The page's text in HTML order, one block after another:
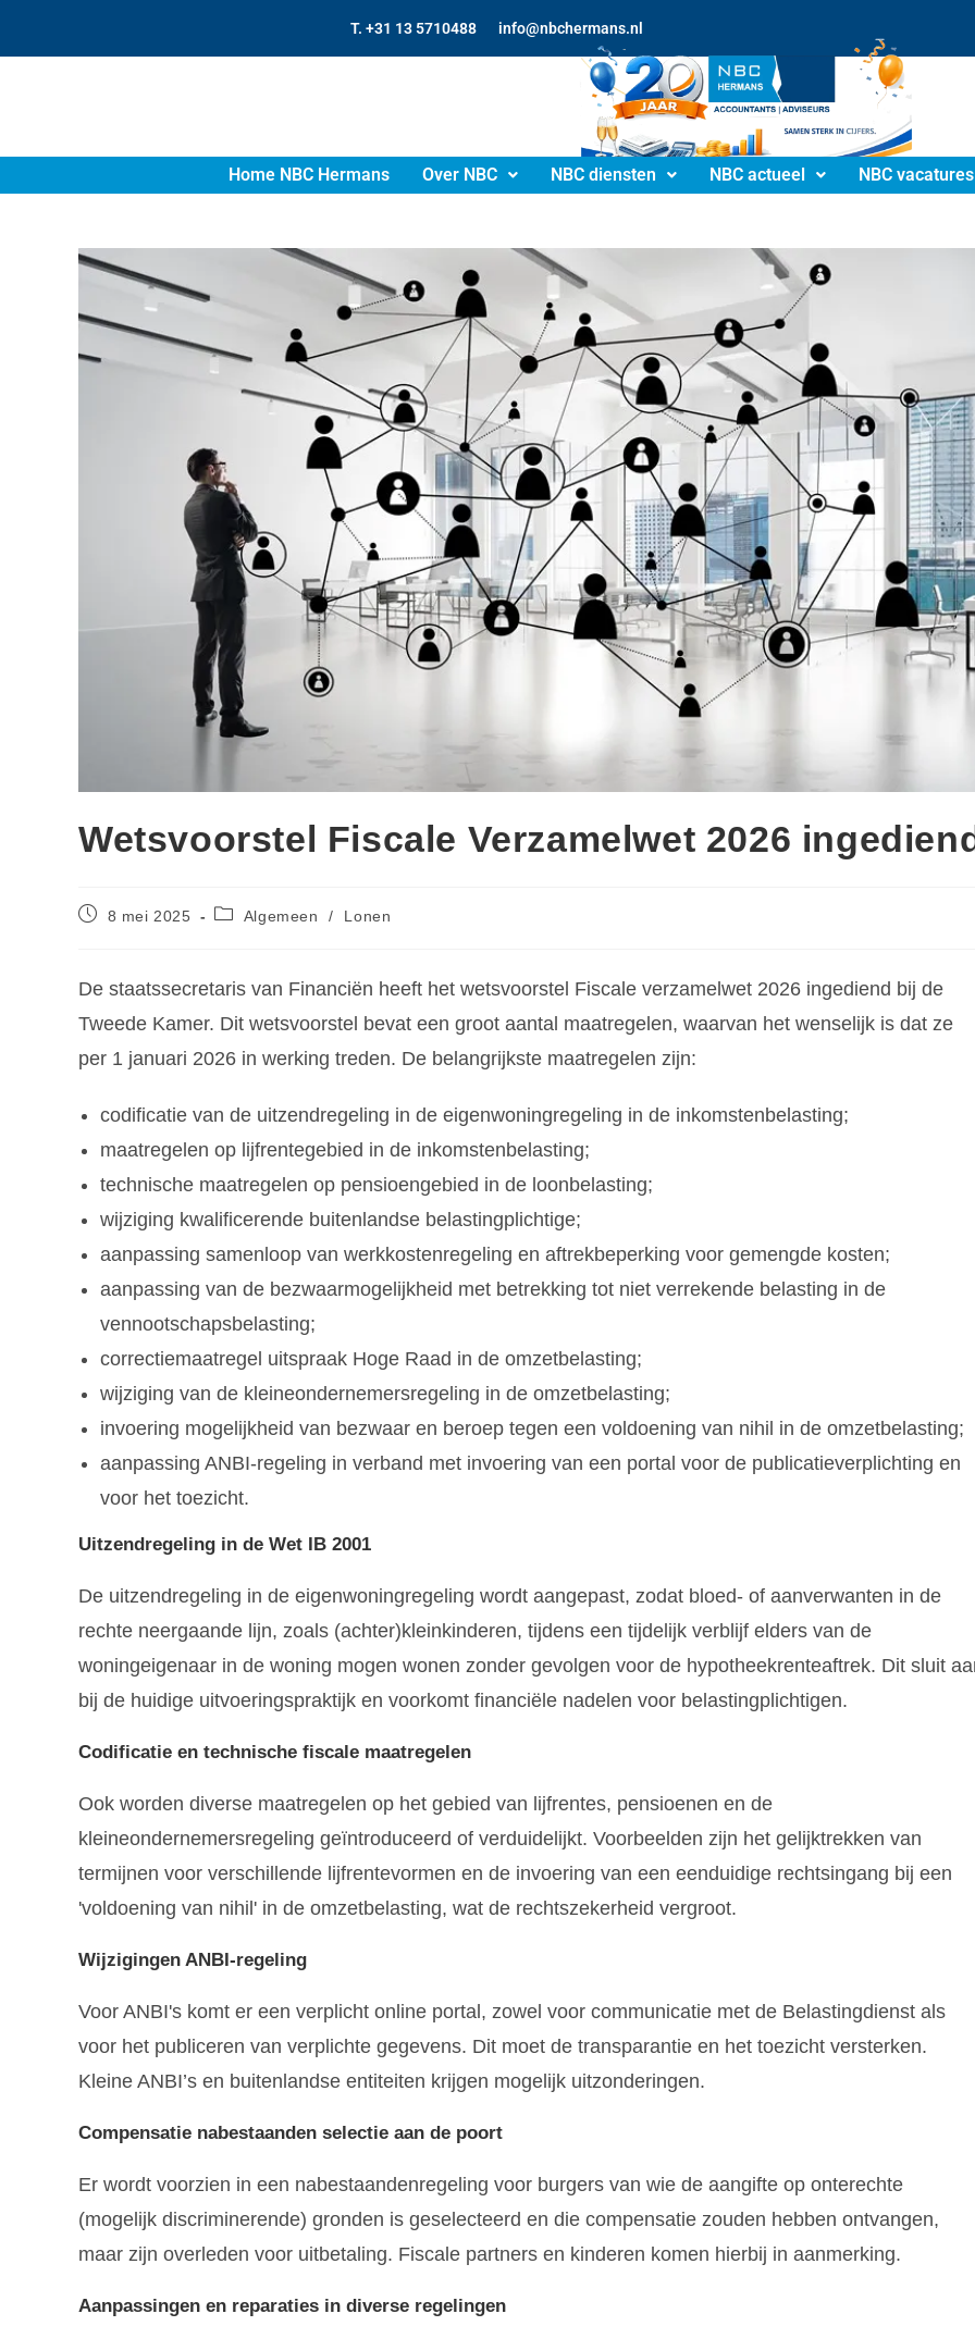
T. +31 13 5710488 info@nbchermans.nl
Home NBC Hermans Over NBC NBC diensten NBC actueel NBC vacatures
Wetsvoorstel Fiscale Verzamelwet 2026
8 mei 2025 Algemeen / Lonen
De staatssecretaris van Financiën heeft het wetsvoorstel Fiscale verzamelwet 2026 ingediend bij de
Tweede Kamer. Dit wetsvoorstel bevat een groot aantal maatregelen, waarvan het wenselijk is dat ze
per 1 januari 2026 in werking treden. De belangrijkste maatregelen zijn:
codificatie van de uitzendregeling in de eigenwoningregeling in de inkomstenbelasting;
maatregelen op lijfrentegebied in de inkomstenbelasting;
technische maatregelen op pensioengebied in de loonbelasting;
wijziging kwalificerende buitenlandse belastingplichtige;
aanpassing samenloop van werkkostenregeling en aftrekbeperking voor gemengde kosten;
aanpassing van de bezwaarmogelijkheid met betrekking tot niet verrekende belasting in de
vennootschapsbelasting;
correctiemaatregel uitspraak Hoge Raad in de omzetbelasting;
wijziging van de kleineondernemersregeling in de omzetbelasting;
invoering mogelijkheid van bezwaar en beroep tegen een voldoening van nihil in de omzetbelasting;
aanpassing ANBI-regeling in verband met invoering van een portal voor de publicatieverplichting en
voor het toezicht.
Uitzendregeling in de Wet IB 2001
De uitzendregeling in de eigenwoningregeling wordt aangepast, zodat bloed- of aanverwanten in de
rechte neergaande lijn, zoals (achter)kleinkinderen, tijdens een tijdelijk verblijf elders van de
woningeigenaar in de woning mogen wonen zonder gevolgen voor de hypotheekrenteaftrek. Dit sluit
bij de huidige uitvoeringspraktijk en voorkomt financiële nadelen voor belastingplichtigen.
Codificatie en technische fiscale maatregelen
Ook worden diverse maatregelen op het gebied van lijfrentes, pensioenen en de
kleineondernemersregeling geïntroduceerd of verduidelijkt. Voorbeelden zijn het gelijktrekken van
termijnen voor verschillende lijfrentevormen en de invoering van een eenduidige rechtsingang bij een
'voldoening van nihil' in de omzetbelasting, wat de rechtszekerheid vergroot.
Wijzigingen ANBI-regeling
Voor ANBI's komt er een verplicht online portal, zowel voor communicatie met de Belastingdienst als
voor het publiceren van verplichte gegevens. Dit moet de transparantie en het toezicht versterken.
Kleine ANBI’s en buitenlandse entiteiten krijgen mogelijk uitzonderingen.
Compensatie nabestaanden selectie aan de poort
Er wordt voorzien in een nabestaandenregeling voor burgers van wie de aangifte op onterechte
(mogelijk discriminerende) gronden is geselecteerd en die compensatie zouden hebben ontvangen,
maar zijn overleden voor uitbetaling. Fiscale partners en kinderen komen hierbij in aanmerking.
Aanpassingen en reparaties in diverse regelingen